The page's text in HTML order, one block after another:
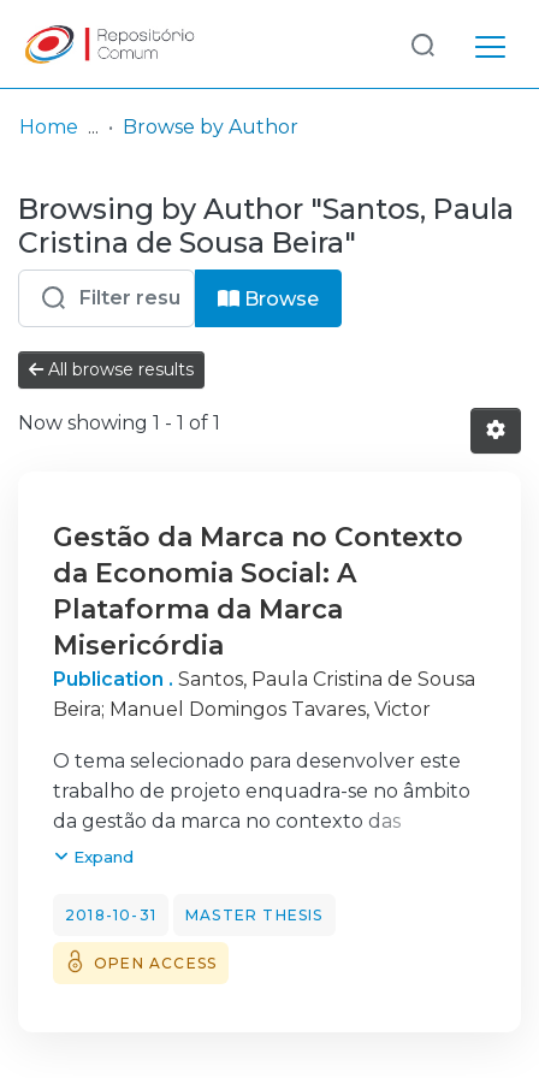
& Collections
Browse repository
Entities
Log
In
(current)
Home Browse by Author
Browsing by Author "Santos, Paula
Cristina de Sousa Beira"
Browse
All browse results
Now showing 1 - 1 of 1
Gestão da Marca no Contexto
da Economia Social: A
Plataforma da Marca
Misericórdia
Publication . Santos, Paula Cristina de Sousa
Beira; Manuel Domingos Tavares, Victor
O tema selecionado para desenvolver este
trabalho de projeto enquadra-se no âmbito
da gestão da marca no contexto das
organizações de Economia Social,
marca “Misericórdia”, da União das
Misericórdias Portuguesas, enquanto
dinamizadora e propulsora da atividade das
Expand
2018-10-31 MASTER THESIS
OPEN ACCESS